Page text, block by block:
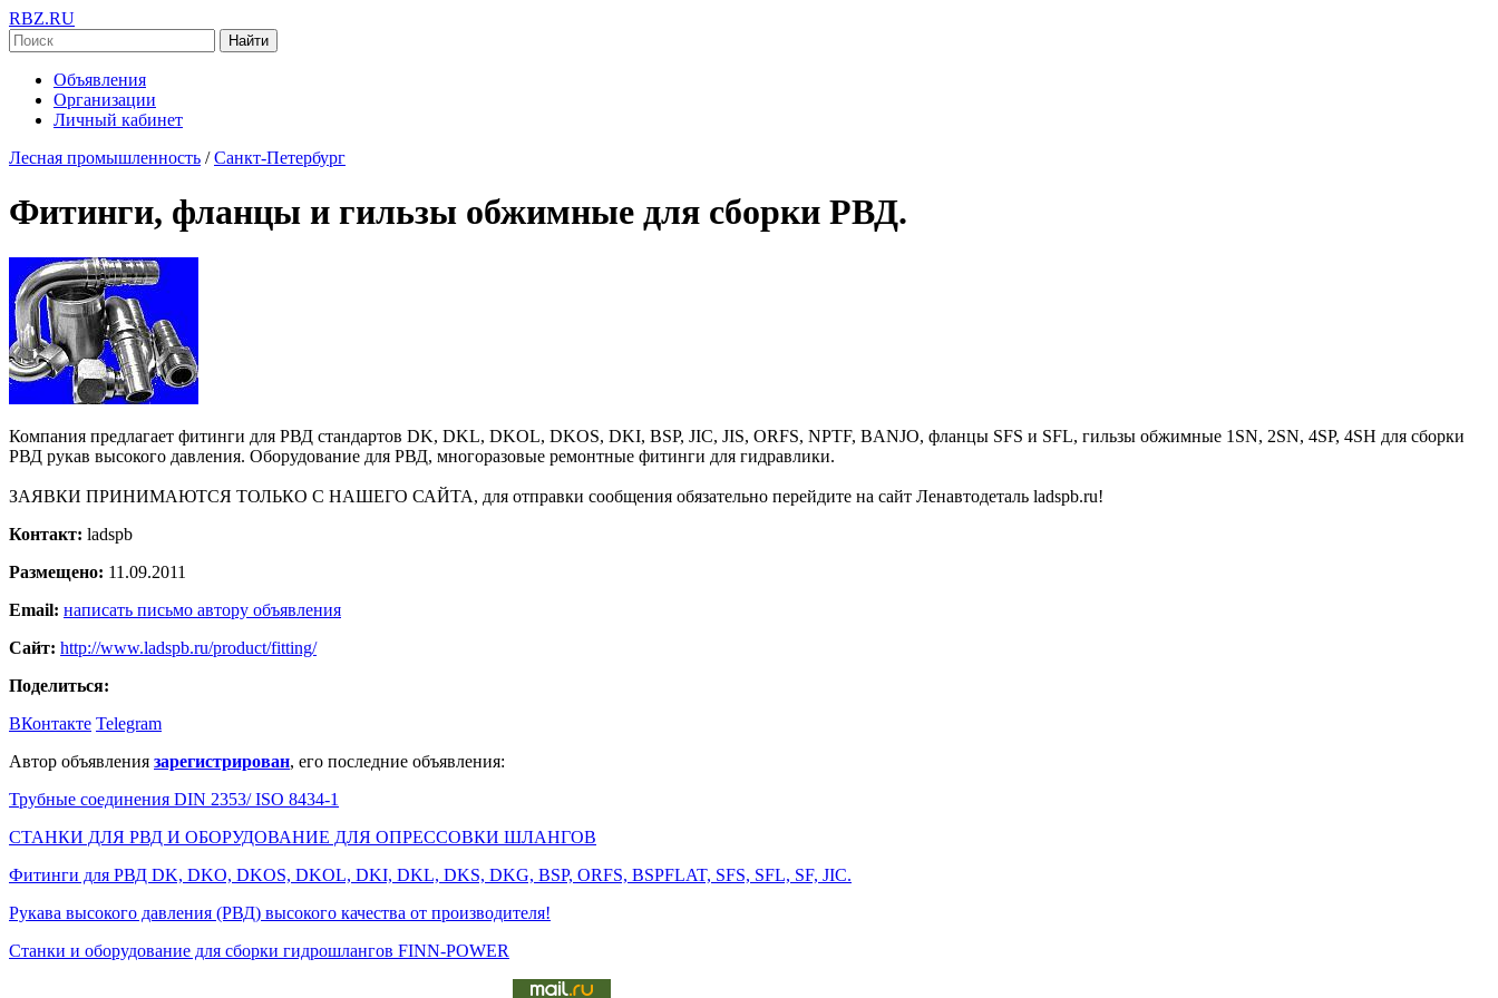
RBZ.RU
Найти
Объявления
Организации
Личный кабинет
Лесная промышленность / Санкт-Петербург
Фитинги, фланцы и гильзы обжимные для сборки РВД.
Компания предлагает фитинги для РВД стандартов DK, DKL, DKOL, DKOS, DKI, BSP, JIC, JIS, ORFS, NPTF, BANJO, фланцы SFS и SFL, гильзы обжимные 1SN, 2SN, 4SP, 4SH для сборки
РВД рукав высокого давления. Оборудование для РВД, многоразовые ремонтные фитинги для гидравлики.
ЗАЯВКИ ПРИНИМАЮТСЯ ТОЛЬКО С НАШЕГО САЙТА, для отправки сообщения обязательно перейдите на сайт Ленавтодеталь ladspb.ru!
Контакт: ladspb
Размещено: 11.09.2011
Email: написать письмо автору объявления
Сайт: http://www.ladspb.ru/product/fitting/
Поделиться:
ВКонтакте Telegram
Автор объявления зарегистрирован, его последние объявления:
Трубные соединения DIN 2353/ ISO 8434-1
СТАНКИ ДЛЯ РВД И ОБОРУДОВАНИЕ ДЛЯ ОПРЕССОВКИ ШЛАНГОВ
Фитинги для РВД DK, DKO, DKOS, DKOL, DKI, DKL, DKS, DKG, BSP, ORFS, BSPFLAT, SFS, SFL, SF, JIC.
Рукава высокого давления (РВД) высокого качества от производителя!
Станки и оборудование для сборки гидрошлангов FINN-POWER